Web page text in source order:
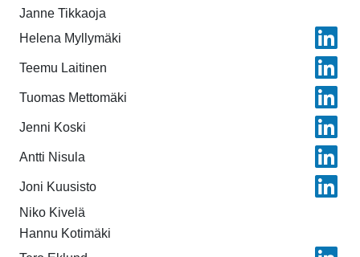
Janne Tikkaoja
Helena Myllymäki
Teemu Laitinen
Tuomas Mettomäki
Jenni Koski
Antti Nisula
Joni Kuusisto
Niko Kivelä
Hannu Kotimäki